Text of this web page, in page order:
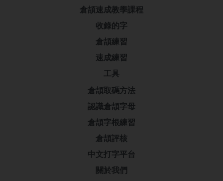
倉頡速成教學課程
收錄的字
倉頡練習
速成練習
工具
倉頡取碼方法
認識倉頡字母
倉頡字根練習
倉頡評核
中文打字平台
關於我們